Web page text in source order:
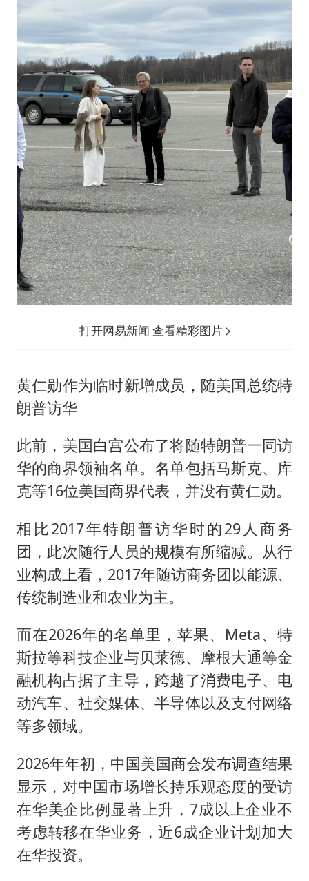
打开网易新闻 查看精彩图片
黄仁勋作为临时新增成员，随美国总统特
朗普访华
此前，美国白宫公布了将随特朗普一同访
华的商界领袖名单。名单包括马斯克、库
克等16位美国商界代表，并没有黄仁勋。
相比2017年特朗普访华时的29人商务
团，此次随行人员的规模有所缩减。从行
业构成上看，2017年随访商务团以能源、
传统制造业和农业为主。
而在2026年的名单里，苹果、Meta、特
斯拉等科技企业与贝莱德、摩根大通等金
融机构占据了主导，跨越了消费电子、电
动汽车、社交媒体、半导体以及支付网络
等多领域。
2026年年初，中国美国商会发布调查结果
显示，对中国市场增长持乐观态度的受访
在华美企比例显著上升，7成以上企业不
考虑转移在华业务，近6成企业计划加大
在华投资。